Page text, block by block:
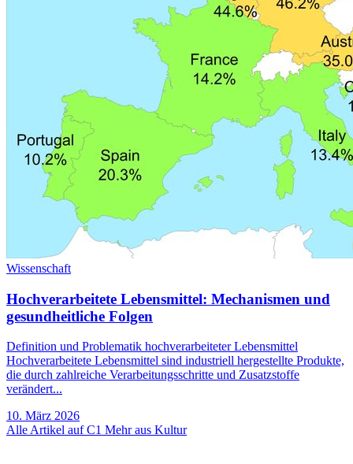
Wissenschaft
Hochverarbeitete Lebensmittel: Mechanismen und
gesundheitliche Folgen
Definition und Problematik hochverarbeiteter Lebensmittel
Hochverarbeitete Lebensmittel sind industriell hergestellte Produkte,
die durch zahlreiche Verarbeitungsschritte und Zusatzstoffe
verändert...
10. März 2026
Alle Artikel auf C1 Mehr aus Kultur